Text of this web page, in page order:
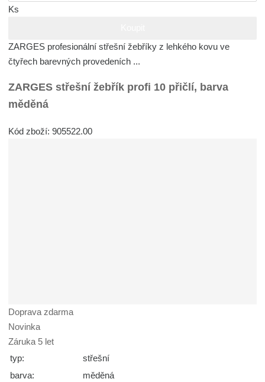
Ks
ZARGES profesionální střešní žebříky z lehkého kovu ve
čtyřech barevných provedeních ...
ZARGES střešní žebřík profi 10 přičlí, barva
měděná
Kód zboží: 905522.00
Doprava zdarma
Novinka
Záruka 5 let
typ:
střešní
barva:
měděná